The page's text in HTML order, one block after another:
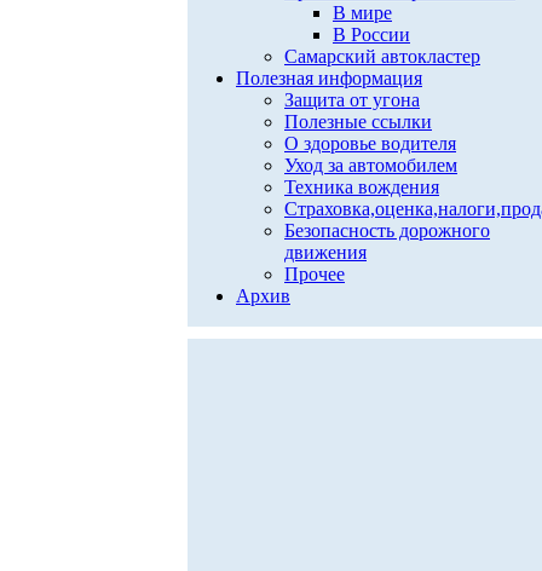
В мире
В России
Самарский автокластер
Полезная информация
Защита от угона
Полезные ссылки
О здоровье водителя
Уход за автомобилем
Техника вождения
Безопасность дорожного
движения
Прочее
Архив